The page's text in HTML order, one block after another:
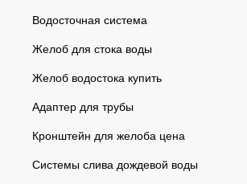
Водосточная система
Желоб для стока воды
Желоб водостока купить
Адаптер для трубы
Кронштейн для желоба цена
Системы слива дождевой воды